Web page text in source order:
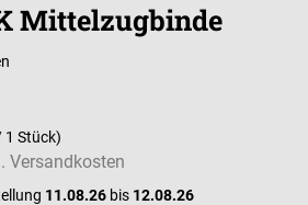
Mittelzugbinde
1 Stück)
Versandkosten
11.08.26 bis 12.08.26